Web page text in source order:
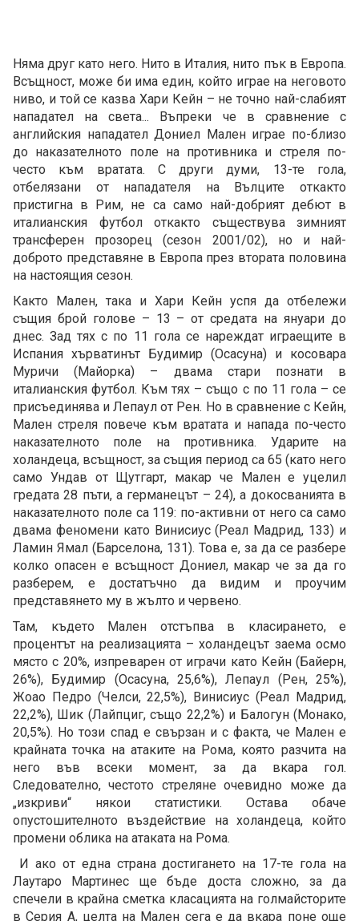
Няма друг като него. Нито в Италия, нито пък в Европа.
Всъщност, може би има един, който играе на неговото
ниво, и той се казва Хари Кейн – не точно най-слабият
нападател на света... Въпреки че в сравнение с
английския нападател Дониел Мален играе по-близо
до наказателното поле на противника и стреля по-
често към вратата. С други думи, 13-те гола,
отбелязани от нападателя на Вълците откакто
пристигна в Рим, не са само най-добрият дебют в
италианския футбол откакто съществува зимният
трансферен прозорец (сезон 2001/02), но и най-
доброто представяне в Европа през втората половина
на настоящия сезон.
Както Мален, така и Хари Кейн успя да отбележи
същия брой голове – 13 – от средата на януари до
днес. Зад тях с по 11 гола се нареждат играещите в
Испания хърватинът Будимир (Осасуна) и косовара
Муричи (Майорка) – двама стари познати в
италианския футбол. Към тях – също с по 11 гола – се
присъединява и Лепаул от Рен. Но в сравнение с Кейн,
Мален стреля повече към вратата и напада по-често
наказателното поле на противника. Ударите на
холандеца, всъщност, за същия период са 65 (като него
само Ундав от Щутгарт, макар че Мален е уцелил
гредата 28 пъти, а германецът – 24), а докосванията в
наказателното поле са 119: по-активни от него са само
двама феномени като Винисиус (Реал Мадрид, 133) и
Ламин Ямал (Барселона, 131). Това е, за да се разбере
колко опасен е всъщност Дониел, макар че за да го
разберем, е достатъчно да видим и проучим
представянето му в жълто и червено.
Там, където Мален отстъпва в класирането, е
процентът на реализацията – холандецът заема осмо
място с 20%, изпреварен от играчи като Кейн (Байерн,
26%), Будимир (Осасуна, 25,6%), Лепаул (Рен, 25%),
Жоао Педро (Челси, 22,5%), Винисиус (Реал Мадрид,
22,2%), Шик (Лайпциг, също 22,2%) и Балогун (Монако,
20,5%). Но този спад е свързан и с факта, че Мален е
крайната точка на атаките на Рома, която разчита на
него във всеки момент, за да вкара гол.
Следователно, честото стреляне очевидно може да
„изкриви“ някои статистики. Остава обаче
опустошителното въздействие на холандеца, който
промени облика на атаката на Рома.
И ако от една страна достигането на 17-те гола на
Лаутаро Мартинес ще бъде доста сложно, за да
спечели в крайна сметка класацията на голмайсторите
в Серия А, целта на Мален сега е да вкара поне още